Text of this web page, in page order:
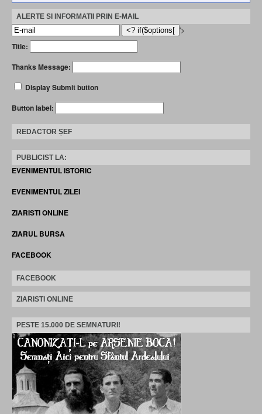
ALERTE SI INFORMATII PRIN E-MAIL
'>
Title:
Thanks Message:
Display Submit button
Button label:
REDACTOR ȘEF
PUBLICIST LA:
EVENIMENTUL ISTORIC
EVENIMENTUL ZILEI
ZIARISTI ONLINE
ZIARUL BURSA
FACEBOOK
FACEBOOK
ZIARISTI ONLINE
PESTE 15.000 DE SEMNATURI!